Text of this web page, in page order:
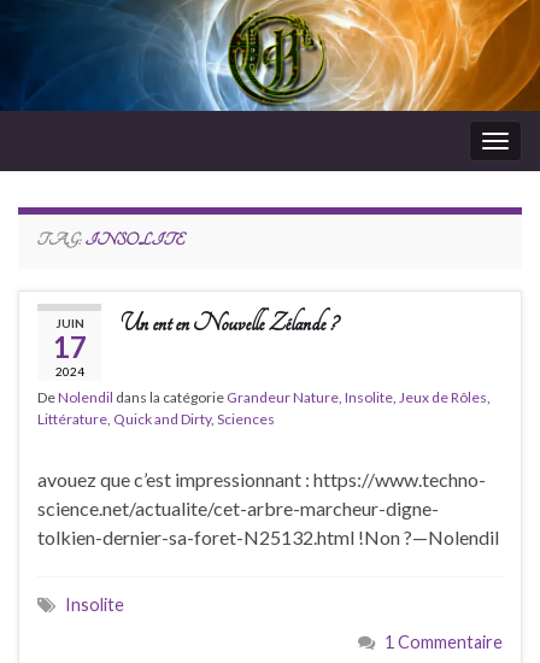
TAG:INSOLITE
JUIN
17
2024
Un ent en Nouvelle Zélande ?
DeNolendil dans la catégorie Grandeur Nature, Insolite, Jeux de Rôles,
Littérature, Quick and Dirty, Sciences
avouez que c’est impressionnant : https://www.techno-
science.net/actualite/cet-arbre-marcheur-digne-
tolkien-dernier-sa-foret-N25132.html !Non ?—Nolendil
Insolite
1 Commentaire